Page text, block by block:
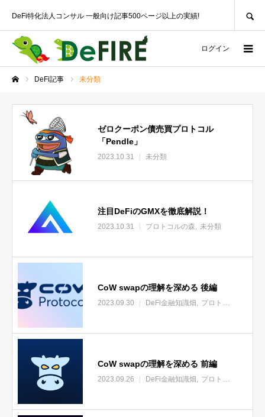
DeFi特化法人コンサル 一般向け記事500ページ以上の実績!
ログイン
DeFi記事 未分類
ゼロクーポン債売買プロトコル
「Pendle」
2023.10.31 未分類
注目DeFiのGMXを徹底解説！
2023.10.31 プロトコルの森 未分類
CoW swapの理解を深める 後編
2023.09.30 DeFi金融知識畑 プロトコルの森
CoW swapの理解を深める 前編
2023.09.26 DeFi金融知識畑 プロトコルの森